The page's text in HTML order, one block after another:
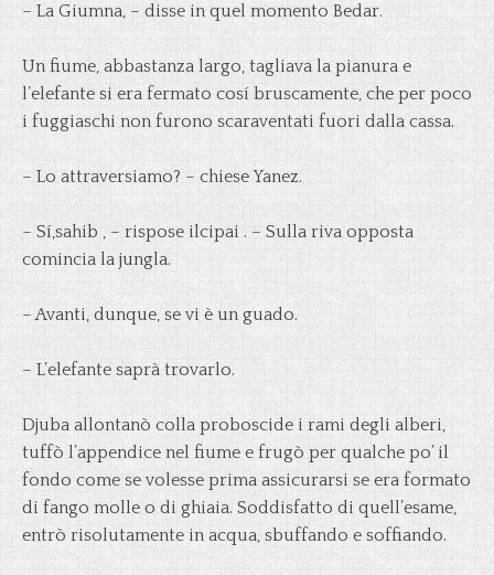
– La Giumna, – disse in quel momento Bedar.
Un fiume, abbastanza largo, tagliava la pianura e
l’elefante si era fermato cosí bruscamente, che per poco
i fuggiaschi non furono scaraventati fuori dalla cassa.
– Lo attraversiamo? – chiese Yanez.
– Sí,sahib , – rispose ilcipai . – Sulla riva opposta
comincia la jungla.
– Avanti, dunque, se vi è un guado.
– L’elefante saprà trovarlo.
Djuba allontanò colla proboscide i rami degli alberi,
tuffò l’appendice nel fiume e frugò per qualche po’ il
fondo come se volesse prima assicurarsi se era formato
di fango molle o di ghiaia. Soddisfatto di quell’esame,
entrò risolutamente in acqua, sbuffando e soffiando.